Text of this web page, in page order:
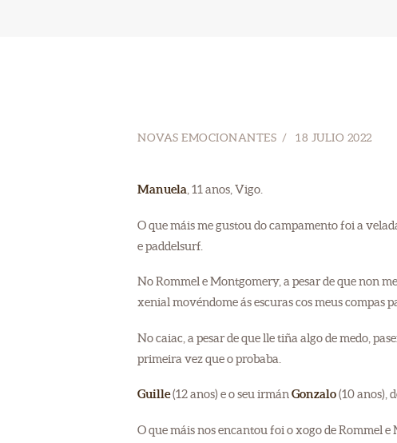
NOVAS EMOCIONANTES 18 JULIO 2022
Manuela , 11 anos, Vigo.
O que máis me gustou do campamento foi a
e paddelsurf.
No Rommel e Montgomery, a pesar de que non
xenial movéndome ás escuras cos meus compas
No caiac, a pesar de que lle tiña algo de medo,
primeira vez que o probaba.
Guille(12 anos) e o seu irmánGonzalo(10 anos),
O que máis nos encantou foi o xogo de Rommel